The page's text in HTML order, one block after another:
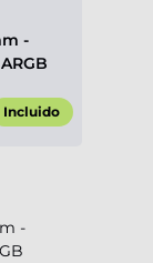
-
Incluido
-